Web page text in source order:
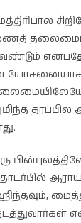
என்பதே
யோசனையாக
என